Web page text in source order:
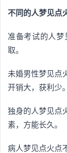
不同的人梦见点
准备考试的人
取。
未婚男性梦见点
开销大，获利少。
独身的人梦见点
素，方能长久。
病人梦见点火点